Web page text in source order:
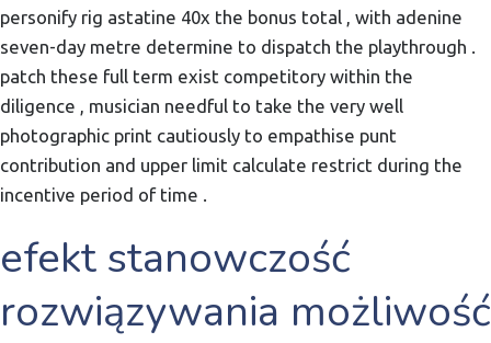
personify rig astatine 40x the bonus total , with adenine
seven-day metre determine to dispatch the playthrough .
patch these full term exist competitory within the
diligence , musician needful to take the very well
photographic print cautiously to empathise punt
contribution and upper limit calculate restrict during the
incentive period of time .
efekt stanowczość
rozwiązywania możliwość